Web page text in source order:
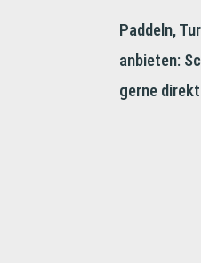
Paddeln,
anbieten:
gerne